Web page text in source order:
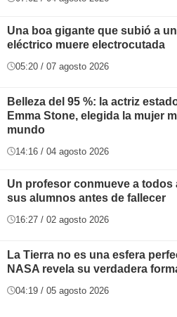
Una boa gigante que subió a
eléctrico muere electrocutada
05:20 / 07 agosto 2026
Belleza del 95 %: la actriz
Emma Stone, elegida la mujer
mundo
14:16 / 04 agosto 2026
Un profesor conmueve a todos
sus alumnos antes de fallecer
16:27 / 02 agosto 2026
La Tierra no es una esfera
NASA revela su verdadera
04:19 / 05 agosto 2026